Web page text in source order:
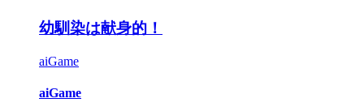
幼馴染は献身的！
aiGame
aiGame